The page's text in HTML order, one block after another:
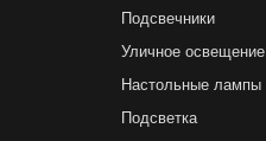
Подсвечники
Уличное освещение
Настольные лампы
Подсветка